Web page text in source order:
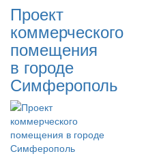
Проект
коммерческого
помещения
в городе
Симферополь